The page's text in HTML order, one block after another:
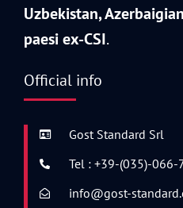
Uzbekistan,
paesi ex-CSI.
Official info
Gost Standard Srl
Tel : +39-(035)-066-
info@gost-